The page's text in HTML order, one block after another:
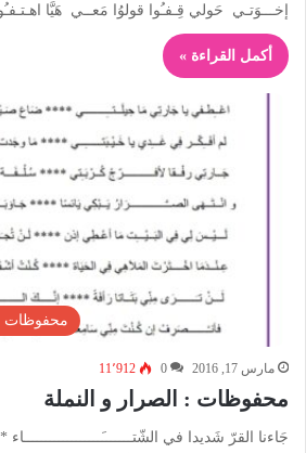
إخـــوَتـي حَولي قِـفـُوا قولوُا مَعــي هَيَّا
أكمل القراءة »
محفوظات
مارس 17, 2016 0 11٬912
محفوظات : الصرار و النملة
جَاءنا القرّ شَديدا في